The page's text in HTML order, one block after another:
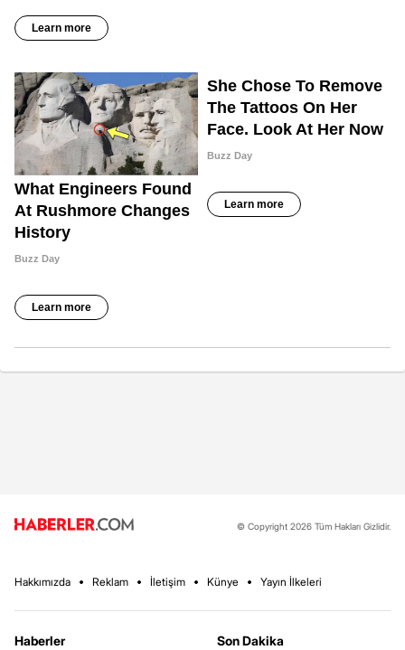
© Copyright 2026 Tüm Hakları Gizlidir.
Hakkımızda Reklam İletişim Künye Yayın İlkeleri
Haberler
Son Dakika